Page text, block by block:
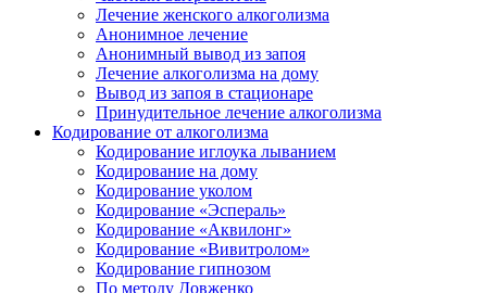
Лечение женского алкоголизма
Анонимное лечение
Анонимный вывод из запоя
Лечение алкоголизма на дому
Вывод из запоя в стационаре
Принудительное лечение алкоголизма
Кодирование от алкоголизма
Кодирование иглоука лыванием
Кодирование на дому
Кодирование уколом
Кодирование «Эспераль»
Кодирование «Аквилонг»
Кодирование «Вивитролом»
Кодирование гипнозом
По методу Довженко